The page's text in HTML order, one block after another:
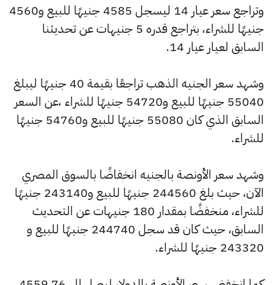
وتراجع سعر عيار 14 ليسجل 4585 جنيهًا للبيع و4560
جنيهًا للشراء، بتراجع قدره 5 جنيهات عن تحديثنا
السابق لعيار عيار 14.
وشهد سعر الجنيه الذهب تراجعًا بقيمة 40 جنيهًا ليبلغ
55040 جنيهًا للبيع و54720 جنيهًا للشراء ،عن السعر
السابق الذي كان 55080 جنيهًا للبيع و54760 جنيهًا
للشراء.
وشهد سعر الأونصة بالجنيه انخفاضًا بالسوق المصري
الآن، حيث بلغ 244560 جنيهًا للبيع و243140 جنيهًا
للشراء، منخفضًا بمقدار 180 جنيهات عن التحديث
السابق، حيث كان قد سجل 244740 جنيهًا للبيع و
243320 جنيهًا للشراء.